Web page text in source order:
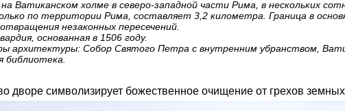
Ватиканском холме в северо-западной части Рима, в нескольких
по территории Рима, составляет 3,2 километра. Граница в
незаконных пересечений.
основанная в 1506 году.
архитектуры: Собор Святого Петра с внутренним убранством,
библиотека.
дворе символизирует божественное очищение от грехов земных